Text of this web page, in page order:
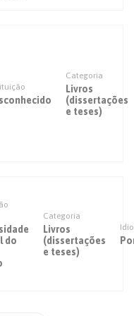
Categoria
Livros
(dissertações
e teses)
do
Categoria
Livros
(dissertações
e teses)